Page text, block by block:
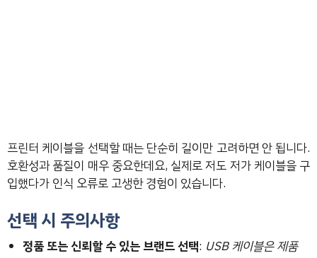
프린터 케이블을 선택할 때는 단순히 길이만 고려하면 안 됩니다.
호환성과 품질이 매우 중요한데요, 실제로 저도 저가 케이블을 구
입했다가 인식 오류로 고생한 경험이 있습니다.
선택 시 주의사항
정품 또는 신뢰할 수 있는 브랜드 선택: USB 케이블은 제품